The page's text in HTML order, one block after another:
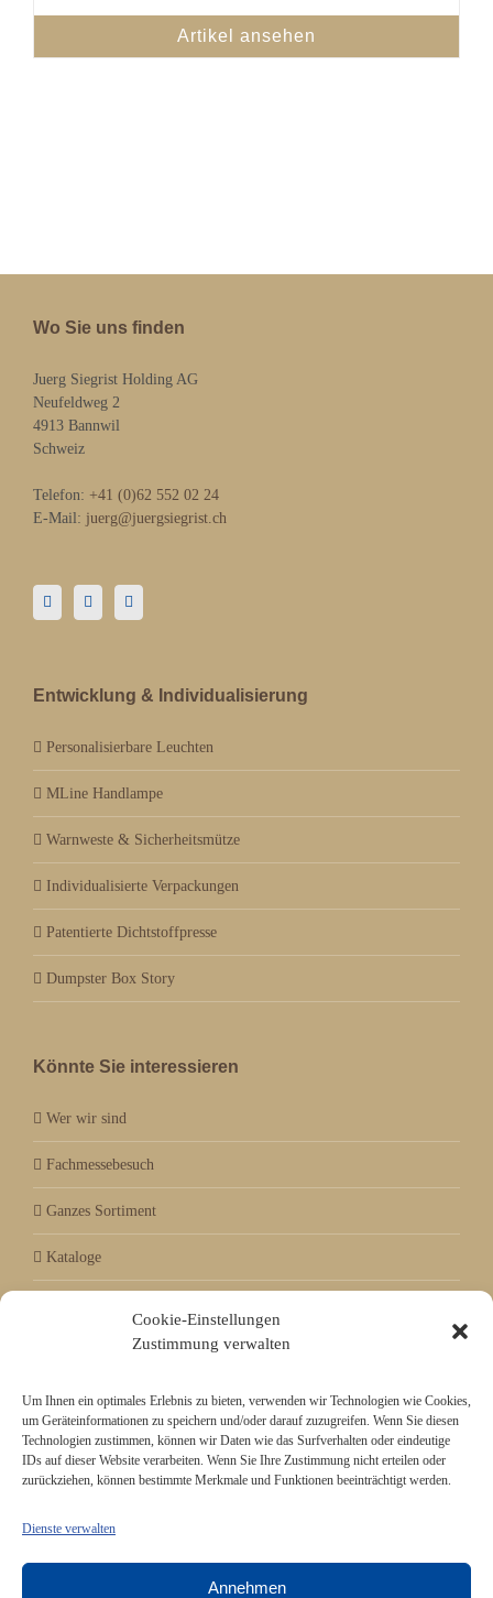
Cookie-Einstellungen
Zustimmung verwalten
Um Ihnen ein optimales Erlebnis zu bieten, verwenden wir Technologien wie Cookies,
um Geräteinformationen zu speichern und/oder darauf zuzugreifen. Wenn Sie diesen
Technologien zustimmen, können wir Daten wie das Surfverhalten oder eindeutige
IDs auf dieser Website verarbeiten. Wenn Sie Ihre Zustimmung nicht erteilen oder
zurückziehen, können bestimmte Merkmale und Funktionen beeinträchtigt werden.
Dienste verwalten
Annehmen
Artikel ansehen
Wo Sie uns finden
Juerg Siegrist Holding AG
Neufeldweg 2
4913 Bannwil
Schweiz
Telefon: +41 (0)62 552 02 24
E-Mail: juerg@juergsiegrist.ch
Entwicklung & Individualisierung
Personalisierbare Leuchten
MLine Handlampe
Warnweste & Sicherheitsmütze
Individualisierte Verpackungen
Patentierte Dichtstoffpresse
Dumpster Box Story
Könnte Sie interessieren
Wer wir sind
Fachmessebesuch
Ganzes Sortiment
Kataloge
Mitgliedschaft bei